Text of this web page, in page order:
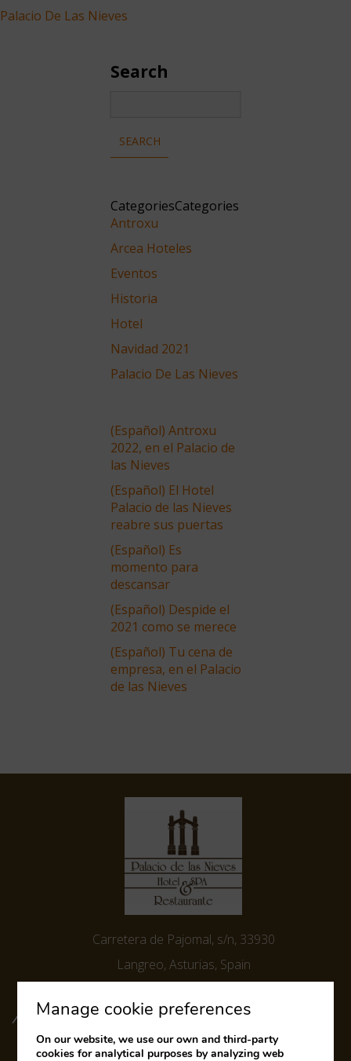
Palacio De Las Nieves
Search
CategoriesCategories
Antroxu
Arcea Hoteles
Eventos
Historia
Hotel
Navidad 2021
Palacio De Las Nieves
(Español) Antroxu
2022, en el Palacio de
las Nieves
(Español) El Hotel
Palacio de las Nieves
reabre sus puertas
(Español) Es
momento para
descansar
(Español) Despide el
2021 como se merece
(Español) Tu cena de
empresa, en el Palacio
de las Nieves
Carretera de Pajomal, s/n, 33930
Langreo, Asturias, Spain
Tel:(+34) 684 60 07 02
FOLLOW US ON SOCIAL MEDIA
Manage cookie preferences
On our website, we use our own and third-party
cookies for analytical purposes by analyzing web